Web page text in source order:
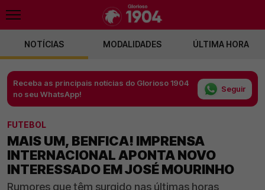
NOTÍCIAS MODALIDADES ÚLTIMA HORA
Receba as principais notícias do Glorioso 1904
no seu WhatsApp!
Seguir
FUTEBOL
MAIS UM, BENFICA! IMPRENSA
INTERNACIONAL APONTA NOVO
INTERESSADO EM JOSÉ MOURINHO
Rumores que têm surgido nas últimas horas